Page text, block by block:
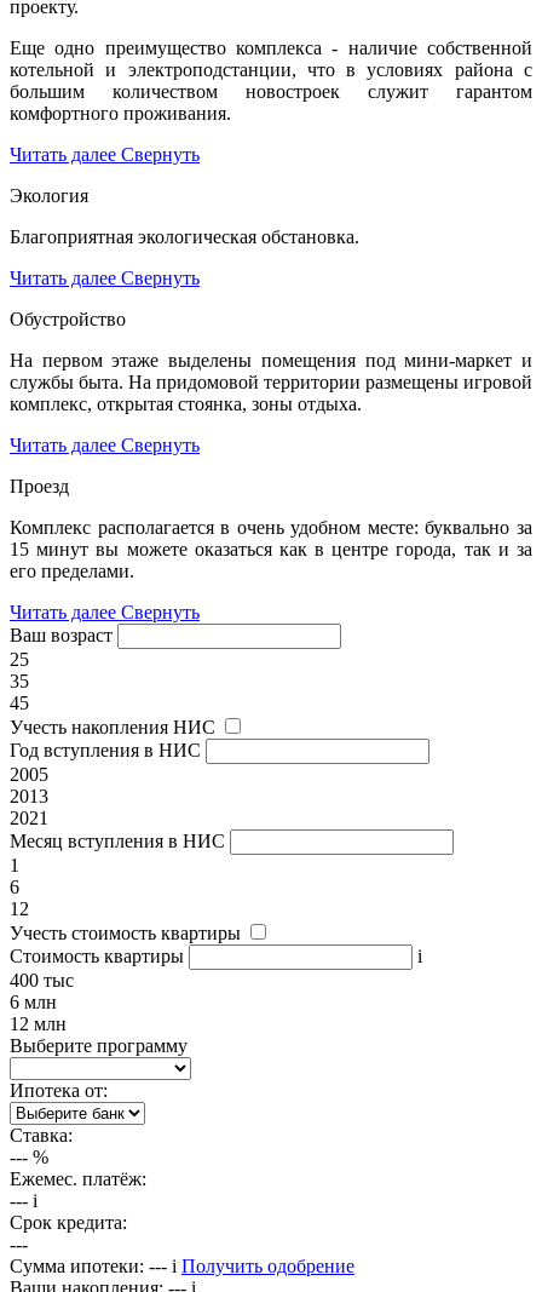
проекту.
Еще одно преимущество комплекса - наличие собственной
котельной и электроподстанции, что в условиях района с
большим количеством новостроек служит гарантом
комфортного проживания.
Читать далее Свернуть
Экология
Благоприятная экологическая обстановка.
Читать далее Свернуть
Обустройство
На первом этаже выделены помещения под мини-маркет и
службы быта. На придомовой территории размещены игровой
комплекс, открытая стоянка, зоны отдыха.
Читать далее Свернуть
Проезд
Комплекс располагается в очень удобном месте: буквально за
15 минут вы можете оказаться как в центре города, так и за
его пределами.
Читать далее Свернуть
Ваш возраст
25
35
45
Учесть накопления НИС
Год вступления в НИС
2005
2013
2021
Месяц вступления в НИС
1
6
12
Учесть стоимость квартиры
Стоимость квартиры
i
400 тыс
6 млн
12 млн
Выберите программу
Ипотека от:
Ставка:
--- %
Ежемес. платёж:
--- i
Срок кредита:
---
Сумма ипотеки: --- i Получить одобрение
Ваши накопления: --- i